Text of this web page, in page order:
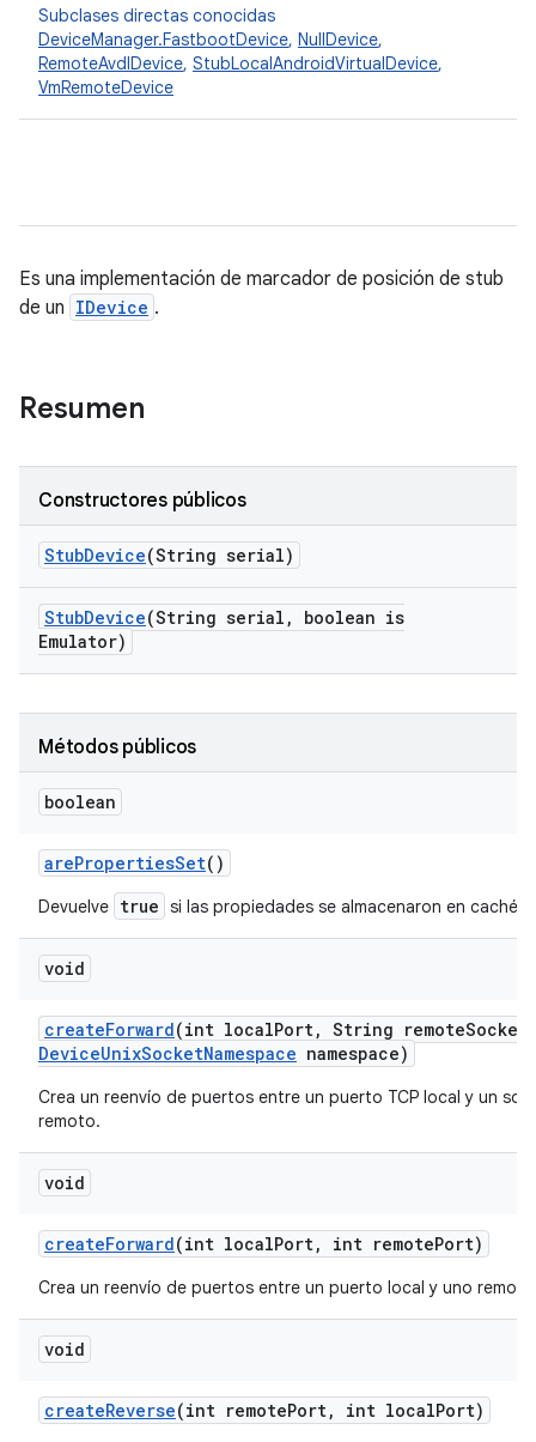
Subclases directas conocidas
DeviceManager.FastbootDevice, NullDevice,
RemoteAvdIDevice, StubLocalAndroidVirtualDevice,
VmRemoteDevice
Es una implementación de marcador de posición de stub
de un IDevice .
Resumen
Constructores públicos
StubDevice(String serial)
StubDevice(String serial ,
boolean is
Emulator)
Métodos públicos
boolean
arePropertiesSet()
Devuelve true si las propiedades se almacenaron en caché.
void
createForward(int localPort, String remoteSocket
DeviceUnixSocketNamespace namespace)
Crea un reenvío de puertos entre un puerto TCP local y un
remoto.
void
createForward(int localPort, int remotePort)
Crea un reenvío de puertos entre un puerto local y uno
void
createReverse(int remotePort, int localPort)